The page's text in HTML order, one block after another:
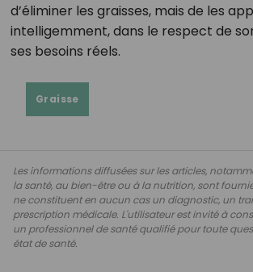
d’éliminer les graisses, mais de les
intelligemment, dans le respect de
ses besoins réels.
Graisse
Les informations diffusées sur les articles,
la santé, au bien-être ou à la nutrition, sont
ne constituent en aucun cas un diagnostic, un
prescription médicale. L'utilisateur est invité à
un professionnel de santé qualifié pour toute
état de santé.